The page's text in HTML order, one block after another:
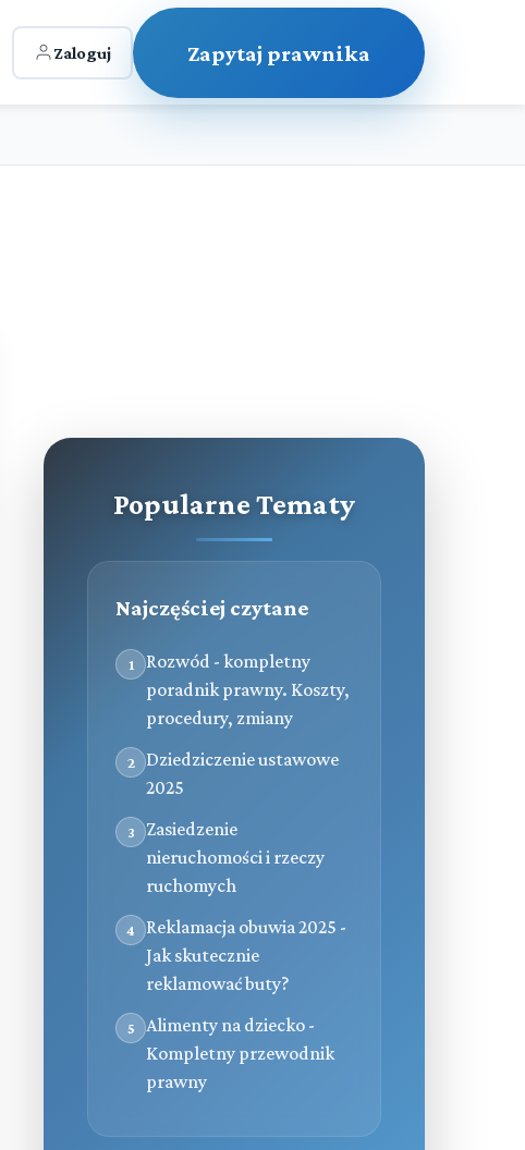
Zaloguj Zapytaj prawnika
Popularne Tematy
Najczęściej czytane
1
Rozwód - kompletny
poradnik prawny. Koszty,
procedury, zmiany
2
Dziedziczenie ustawowe
2025
3
Zasiedzenie
nieruchomości i rzeczy
ruchomych
4
Reklamacja obuwia 2025 -
Jak skutecznie
reklamować buty?
5
Alimenty na dziecko -
Kompletny przewodnik
prawny